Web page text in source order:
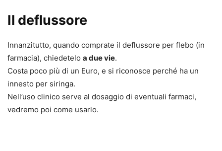
Il deflussore
Innanzitutto, quando comprate il deflussore per flebo (in
farmacia), chiedetelo a due vie.
Costa poco più di un Euro, e si riconosce perché ha un
innesto per siringa.
Nell’uso clinico serve al dosaggio di eventuali farmaci,
vedremo poi come usarlo.